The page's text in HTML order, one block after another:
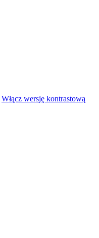
Włącz wersję kontrastową